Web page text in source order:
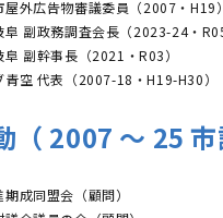
外広告物審議委員（2007・H19）
副政務調査会長（2023-24・
副幹事長（2021・R03）
空 代表（2007-18・H19-H30）
（ 2007 〜 25 市
成同盟会（顧問）